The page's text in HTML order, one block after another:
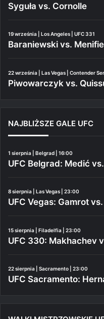
Syguła vs. Cornolle
19 września | Los Angeles | UFC 331
Baraniewski vs.
22 września | Las Vegas | Contender
Piwowarczyk vs.
NAJBLIŻSZE GALE UFC
1 sierpnia | Belgrad | 16:00
UFC Belgrad: Medić
8 sierpnia | Las Vegas | 23:00
UFC Vegas: Gamrot
15 sierpnia | Filadelfia | 23:00
UFC 330: Makhachev
22 sierpnia | Sacramento | 23:00
UFC Sacramento: